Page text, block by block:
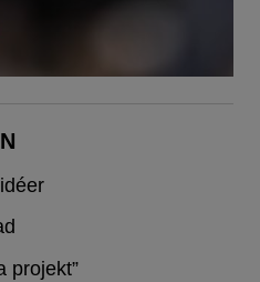
projekt”